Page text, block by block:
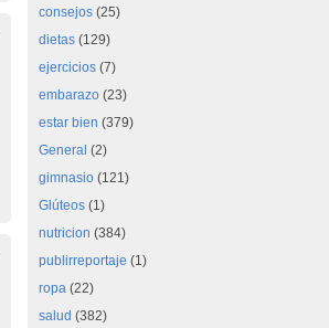
consejos(25)
dietas(129)
ejercicios(7)
embarazo(23)
estar bien (379)
General (2)
gimnasio(121)
Glúteos(1)
nutricion (384)
publirreportaje (1)
ropa(22)
salud (382)